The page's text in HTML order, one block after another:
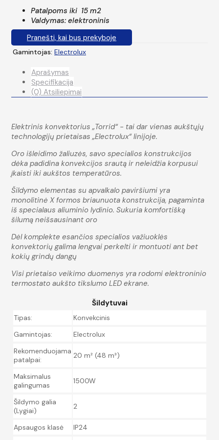
Patalpoms iki 15 m2
Valdymas: elektroninis
Pranešti, kai bus prekyboje
Gamintojas: Electrolux
Aprašymas
Specifikacija
(0) Atsiliepimai
Elektrinis konvektorius „Torrid“ - tai dar vienas aukštųjų
technologijų prietaisas „Electrolux“ linijoje.
Oro išleidimo žaliuzės, savo specialios konstrukcijos
dėka padidina konvekcijos srautą ir neleidžia korpusui
įkaisti iki aukštos temperatūros.
Šildymo elementas su apvalkalo paviršiumi yra
monolitinė X formos briaunuota konstrukcija, pagaminta
iš specialaus aliuminio lydinio. Sukuria komfortišką
šilumą neišsausinant oro
Dėl komplekte esančios specialios važiuoklės
konvektorių galima lengvai perkelti ir montuoti ant bet
kokių grindų dangų
Visi prietaiso veikimo duomenys yra rodomi elektroninio
termostato aukšto tikslumo LED ekrane.
Šildytuvai
Tipas:
Konvekcinis
Gamintojas:
Electrolux
Rekomenduojama
patalpai:
20 m² (48 m³)
Maksimalus
galingumas
1500W
Šildymo galia
(Lygiai)
2
Apsaugos klasė
IP24